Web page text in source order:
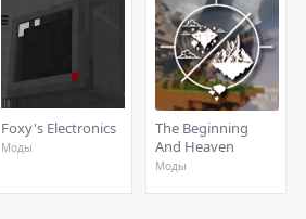
Foxy's Electronics
Моды
The Beginning
And Heaven
Моды